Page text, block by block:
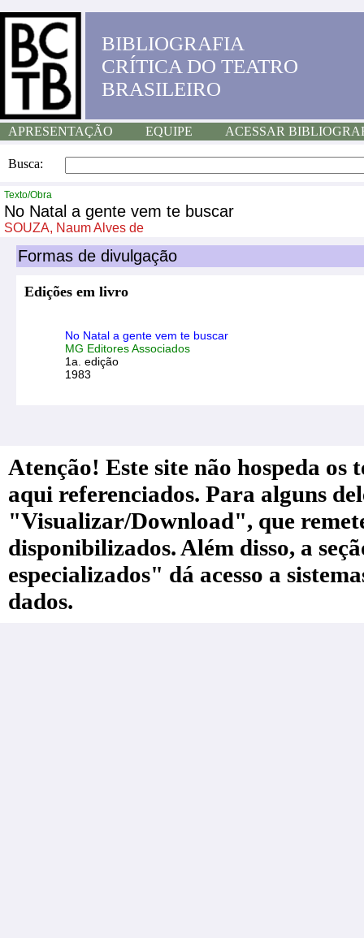
BIBLIOGRAFIA
CRÍTICA DO TEATRO
BRASILEIRO
APRESENTAÇÃO EQUIPE ACESSAR
Busca:
Texto/Obra
No Natal a gente vem te buscar
SOUZA, Naum Alves de
Formas de divulgação
Edições em livro
No Natal a gente vem te buscar
MG Editores Associados
1a. edição
1983
Atenção! Este site não hospeda
aqui referenciados. Para alguns
"Visualizar/Download", que
disponibilizados. Além disso, a
especializados" dá acesso a
dados.